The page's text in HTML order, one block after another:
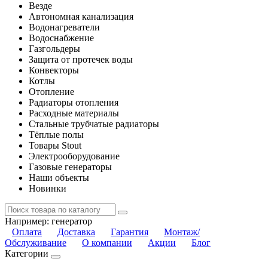
Везде
Автономная канализация
Водонагреватели
Водоснабжение
Газгольдеры
Защита от протечек воды
Конвекторы
Котлы
Отопление
Радиаторы отопления
Расходные материалы
Стальные трубчатые радиаторы
Тёплые полы
Товары Stout
Электрооборудование
Газовые генераторы
Наши объекты
Новинки
Например: генератор
Оплата
Доставка Гарантия
Монтаж/
Обслуживание
О компании Акции
Блог
Категории